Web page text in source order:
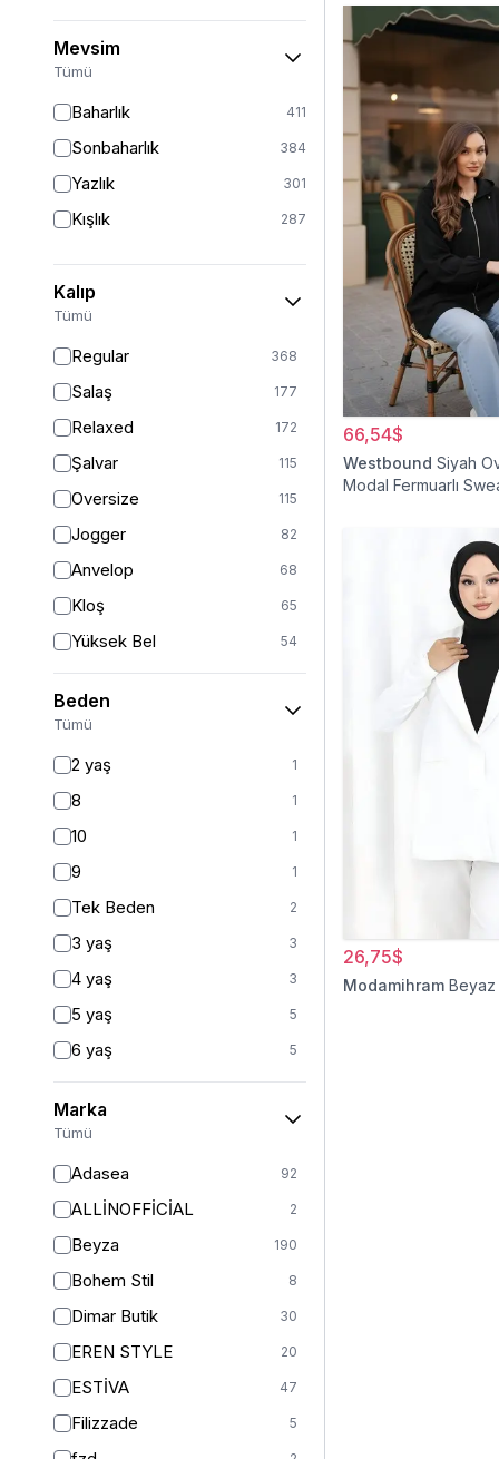
Mevsim
Tümü
Baharlık 411
Sonbaharlık 384
Yazlık 301
Kışlık 287
Kalıp
Tümü
Regular 368
Salaş 177
Relaxed 172
Şalvar 115
Oversize 115
Jogger 82
Anvelop 68
Kloş 65
Yüksek Bel 54
Geniş Paça 40
Palazzo 27
Kargo
Beden
Tümü
2 yaş 1
8 1
10 1
9 1
Tek Beden 2
3 yaş 3
4 yaş 3
5 yaş 5
6 yaş 5
6-7 yaş 1
7 yaş 23
Marka
Tümü
Adasea 92
ALLİNOFFİCİAL 2
Beyza 190
Bohem Stil 8
Dimar Butik 30
EREN STYLE 20
ESTİVA 47
Filizzade 5
66,54$
Westbound Siyah
Modal Fermuarlı
26,75$
Modamihram